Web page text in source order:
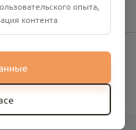
опыта,
контента